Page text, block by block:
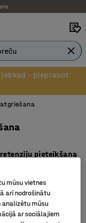
– pieprasot
pieteikšana
citu kvalitātes
veidlapu.
14 dienu laikā no
mūsu vietnes
arī nodrošinātu
analizētu mūsu
ar sociālajiem